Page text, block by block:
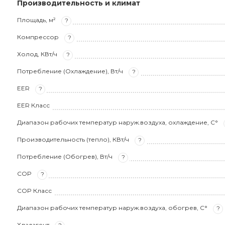
Производительность и климат
Площадь, м² ?
Компрессор ?
Холод, КВт/ч ?
Потребление (Охлаждение), Вт/ч ?
EER ?
EER Класс
Диапазон рабочих температур наруж.воздуха, охлаждение, С°
Производительность (тепло), КВт/ч ?
Потребление (Обогрев), Вт/ч ?
COP ?
COP Класс
Диапазон рабочих температур наруж.воздуха, обогрев, С° ?